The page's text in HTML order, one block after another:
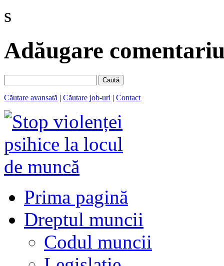
s
Adăugare
Caută
Căutare avansată | Căutare job-uri | Contact
Prima pagină
Dreptul muncii
Codul muncii